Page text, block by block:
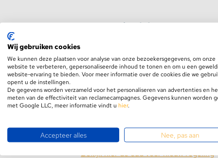
WLED Compatible
Batterijen
Topmet Einddop Zwart
Profielen
Let op, het artikel betreft 1 einddop.
Benieuwd hoe wij omgaan met
uw rechten zijn?
Bekijk hier de oud voor nieuw regeling
Wij gebruiken cookies
We kunnen deze plaatsen voor analyse van onze bezoekersgegevens, om onze
website te verbeteren, gepersonaliseerde inhoud te tonen en om u een
website-ervaring te bieden. Voor meer informatie over de cookies die we
opent u de instellingen.
De gegevens worden verzameld voor het personaliseren van advertenties en
meten van de effectiviteit van reclamecampagnes. Gegevens kunnen worden
met Google LLC, meer informatie vindt u hier.
Accepteer alles Nee, pas aan